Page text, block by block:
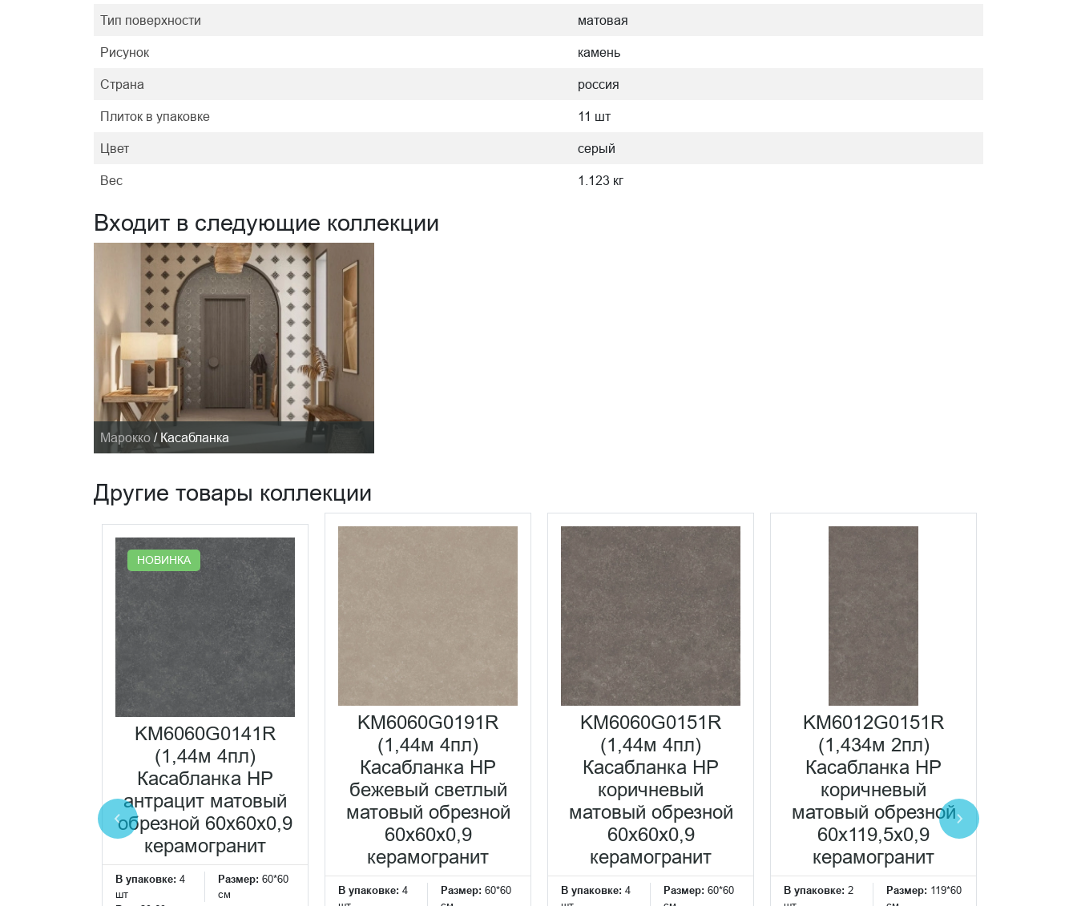
Тип поверхности матовая
Рисунок камень
Страна россия
Плиток в упаковке 11 шт
Цвет серый
Вес 1.123 кг
Входит в следующие коллекции
Марокко / Касабланка
Другие товары коллекции
НОВИНКА
KM6060G0141R
(1,44м 4пл)
Касабланка HP
антрацит матовый
обрезной 60x60x0,9
керамогранит
В упаковке: 4
шт
Размер: 60*60
см
KM6060G0191R
(1,44м 4пл)
Касабланка HP
бежевый светлый
матовый обрезной
60x60x0,9
керамогранит
В упаковке: 4
Размер: 60*60
KM6060G0151R
(1,44м 4пл)
Касабланка HP
коричневый
матовый обрезной
60x60x0,9
керамогранит
В упаковке: 4
Размер: 60*60
KM6012G0151R
(1,434м 2пл)
Касабланка HP
коричневый
матовый обрезной
60x119,5x0,9
керамогранит
В упаковке: 2
Размер: 119*60